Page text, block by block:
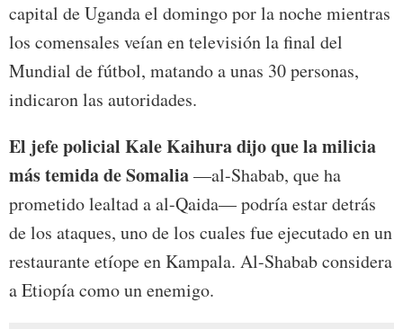
capital de Uganda el domingo por la noche mientras
los comensales veían en televisión la final del
Mundial de fútbol, matando a unas 30 personas,
indicaron las autoridades.
El jefe policial Kale Kaihura dijo que la milicia
más temida de Somalia—al-Shabab, que ha
prometido lealtad a al-Qaida— podría estar detrás
de los ataques, uno de los cuales fue ejecutado en un
restaurante etíope en Kampala. Al-Shabab considera
a Etiopía como un enemigo.